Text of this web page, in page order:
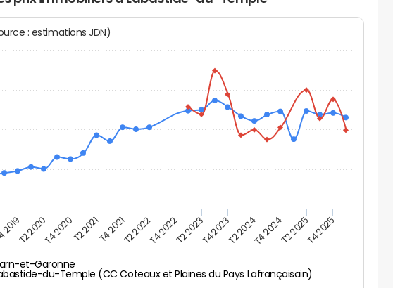
au m2 (source : estimations JDN)
et-Garonne
du-Temple (CC Coteaux et Plaines du Pays Lafrançaisain)
T2 2020T4 2020T2 2021T4 2021T2 2022T4 2022T2 2023T4 2023T2 2024T4 2024T2 2025T4 2025